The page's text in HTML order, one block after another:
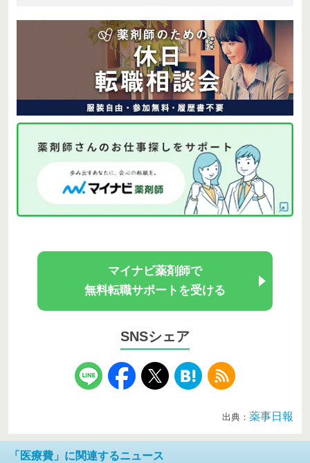
マイナビ薬剤師で
無料転職サポートを受ける
SNSシェア
出典： 薬事日報
「医療費」に関連するニュース